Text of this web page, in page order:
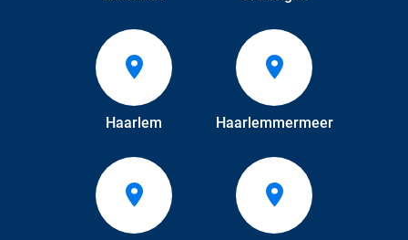
Haarlem Haarlemmermeer